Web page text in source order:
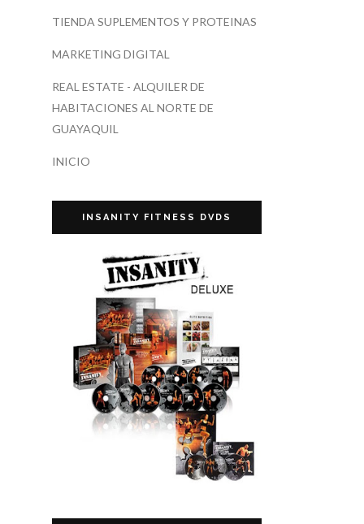
TIENDA SUPLEMENTOS Y PROTEINAS
MARKETING DIGITAL
REAL ESTATE - ALQUILER DE
HABITACIONES AL NORTE DE
GUAYAQUIL
INICIO
INSANITY FITNESS DVDS